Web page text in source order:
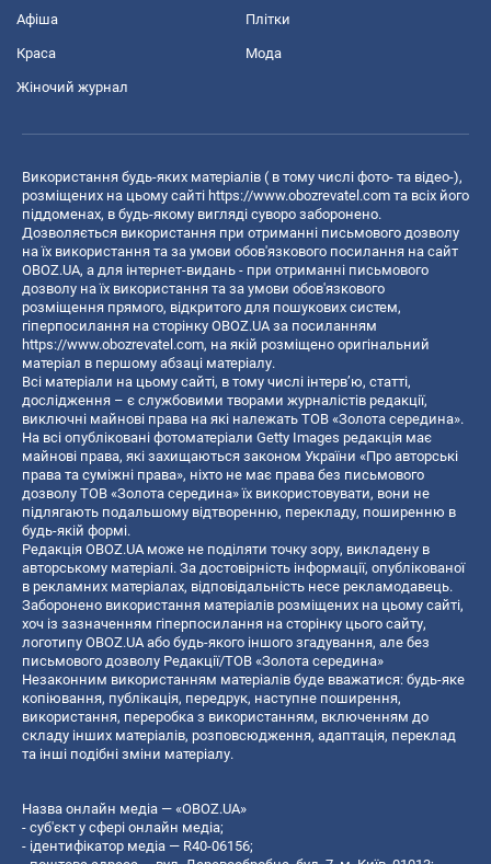
Афіша Плітки
Краса Мода
Жіночий журнал
Використання будь-яких матеріалів ( в тому числі фото- та відео-),
розміщених на цьому сайті https://www.obozrevatel.com та всіх його
піддоменах, в будь-якому вигляді суворо заборонено.
Дозволяється використання при отриманні письмового дозволу
на їх використання та за умови обов'язкового посилання на сайт
OBOZ.UA, а для інтернет-видань - при отриманні письмового
дозволу на їх використання та за умови обов'язкового
розміщення прямого, відкритого для пошукових систем,
гіперпосилання на сторінку OBOZ.UA за посиланням
https://www.obozrevatel.com, на якій розміщено оригінальний
матеріал в першому абзаці матеріалу.
Всі матеріали на цьому сайті, в тому числі інтерв’ю, статті,
дослідження – є службовими творами журналістів редакції,
виключні майнові права на які належать ТОВ «Золота середина».
На всі опубліковані фотоматеріали Getty Images редакція має
майнові права, які захищаються законом України «Про авторські
права та суміжні права», ніхто не має права без письмового
дозволу ТОВ «Золота середина» їх використовувати, вони не
підлягають подальшому відтворенню, перекладу, поширенню в
будь-якій формі.
Редакція OBOZ.UA може не поділяти точку зору, викладену в
авторському матеріалі. За достовірність інформації, опублікованої
в рекламних матеріалах, відповідальність несе рекламодавець.
Заборонено використання матеріалів розміщених на цьому сайті,
хоч із зазначенням гіперпосилання на сторінку цього сайту,
логотипу OBOZ.UA або будь-якого іншого згадування, але без
письмового дозволу Редакції/ТОВ «Золота середина»
Незаконним використанням матеріалів буде вважатися: будь-яке
копiювання, публiкацiя, передрук, наступне поширення,
використання, переробка з використанням, включенням до
складу інших матеріалів, розповсюдження, адаптація, переклад
та інші подібні зміни матеріалу.
Назва онлайн медіа — «OBOZ.UA»
- суб'єкт у сфері онлайн медіа;
- ідентифікатор медіа — R40-06156;